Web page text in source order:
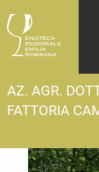
AZ. AGR.
FATTORIA